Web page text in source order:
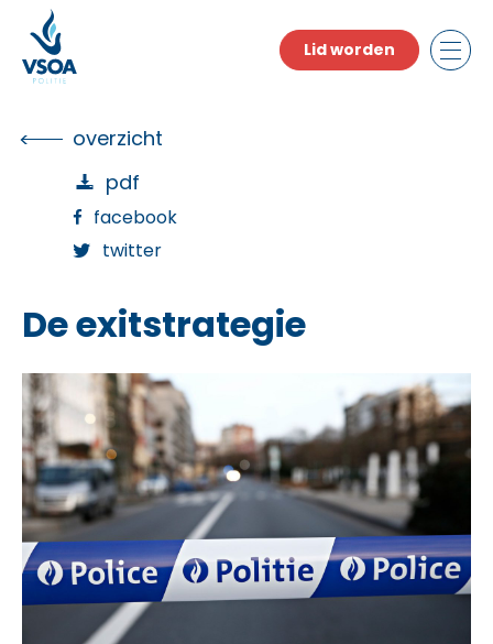
the
content
Lid worden
overzicht
pdf
facebook
twitter
De exitstrategie